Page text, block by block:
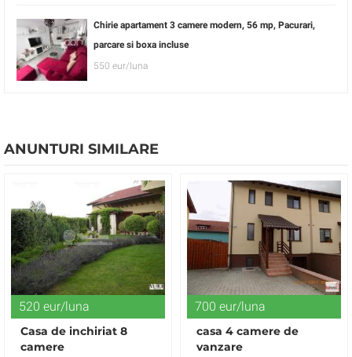
Chirie apartament 3 camere modern, 56 mp, Pacurari,
parcare si boxa incluse
550 eur/luna
ANUNTURI SIMILARE
520 eur/luna
Casa de inchiriat 8
camere
700 eur/luna
casa 4 camere de
vanzare